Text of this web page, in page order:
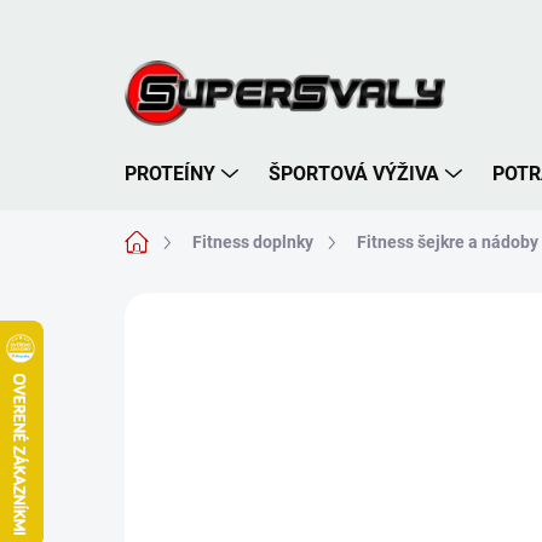
PROTEÍNY ŠPORTOVÁ VÝŽIVA
DomovFitness doplnky Fitness šejkre a nádoby